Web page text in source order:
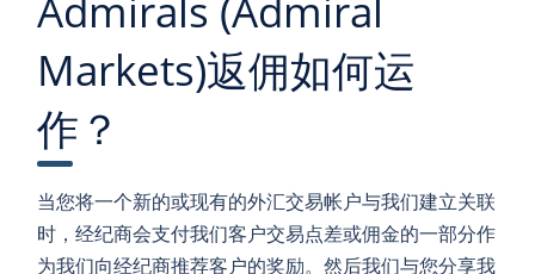
Admirals (Admiral
Markets)返佣如何运
作？
当您将一个新的或现有的外汇交易帐户与我们建立关联
时，经纪商会支付我们客户交易点差或佣金的一部分作
为我们向经纪商推荐客户的奖励。然后我们与您分享我